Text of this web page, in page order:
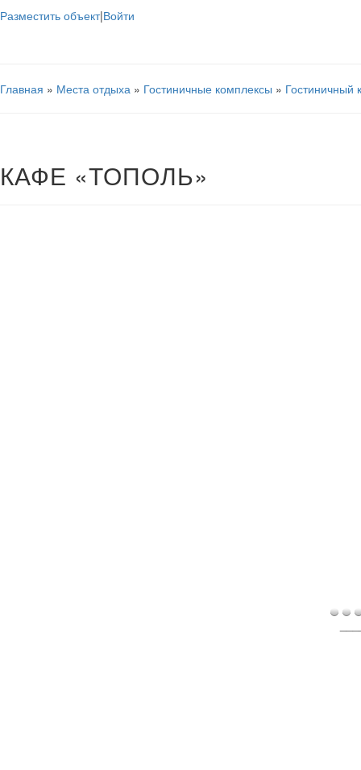
Разместить объект|Войти
Главная » Места отдыха » Гостиничные комплексы » Гостиничный
КАФЕ «ТОПОЛЬ»